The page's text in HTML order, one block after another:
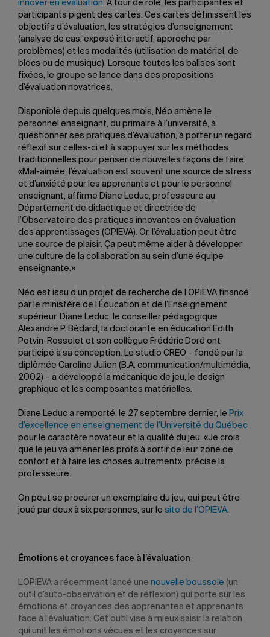
innover en évaluation. À tour de rôle, les participantes et
participants pigent des cartes. Ces cartes définissent les
objectifs d’évaluation, les stratégies d’enseignement
(analyse de cas, exposé interactif, approche par
problèmes) et les modalités (utilisation de matériel, de
blocs ou de musique). Lorsque toutes les balises sont
fixées, le groupe se lance dans des propositions
d’évaluation novatrices.
Disponible depuis quelques mois, Néo amène le
personnel enseignant, du primaire à l’université, à
questionner ses pratiques d’évaluation, à porter un regard
réflexif sur celles-ci et à s’appuyer sur les méthodes
traditionnelles pour penser de nouvelles façons de faire.
«Mal-aimée, l’évaluation est souvent une source de stress
et d’anxiété pour les apprenants et pour le personnel
enseignant, affirme Diane Leduc, professeure au
Département de didactique et directrice de
l’Observatoire des pratiques innovantes en évaluation
des apprentissages (OPIEVA). Or, l’évaluation peut être
une source de plaisir. Ça peut même aider à développer
une culture de la collaboration au sein d’une équipe
enseignante.»
Néo est issu d’un projet de recherche de l’OPIEVA financé
par le ministère de l’Éducation et de l’Enseignement
supérieur. Diane Leduc, le conseiller pédagogique
Alexandre P. Bédard, la doctorante en éducation Edith
Potvin-Rosselet et son collègue Frédéric Doré ont
participé à sa conception. Le studio CREO – fondé par la
diplômée Caroline Julien (B.A. communication/multimédia,
2002) – a développé la mécanique de jeu, le design
graphique et les composantes matérielles.
Diane Leduc a remporté, le 27 septembre dernier, le Prix
d’excellence en enseignement de l’Université du Québec
pour le caractère novateur et la qualité du jeu. «Je crois
que le jeu va amener les profs à sortir de leur zone de
confort et à faire les choses autrement», précise la
professeure.
On peut se procurer un exemplaire du jeu, qui peut être
joué par deux à six personnes, sur le site de l’OPIEVA.
Émotions et croyances face à l’évaluation
L’OPIEVA a récemment lancé une nouvelle boussole (un
outil d’auto-observation et de réflexion) qui porte sur les
émotions et croyances des apprenantes et apprenants
face à l’évaluation. Cet outil vise à mieux saisir la relation
qui unit les émotions vécues et les croyances sur